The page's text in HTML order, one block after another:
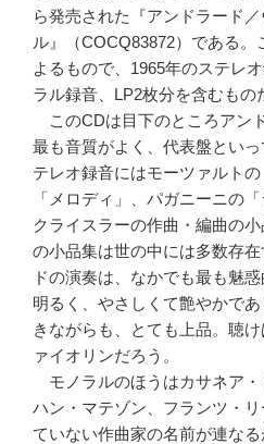
ら発売された『アンドラード
ル』（COCQ83872）である
よるもので、1965年のステレ
ラル録音、LP2枚分を含むもの
このCDは目下のところアン
最も音質がよく、代表盤とい
テレオ録音にはモーツァルト
「メロディ」、パガニーニの
クライスラーの作曲・編曲の
の小品集は世の中には多数存
ドの演奏は、なかでも最も魅
明るく、やさしくて艶やかで
きながらも、とても上品。聴
ァイオリンだろう。
モノラルのほうはカサネア・
ハン・マテゾン、フランツ・
ていない作曲家の名前が連な